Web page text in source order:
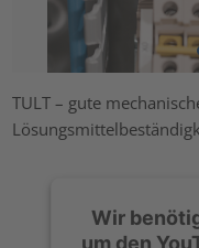
TULT – gute
Wir
um den